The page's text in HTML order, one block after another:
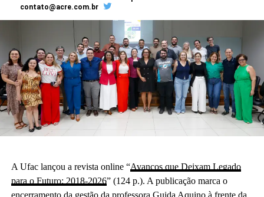
contato@acre.com.br
A Ufac lançou a revista online “Avanços que Deixam Legado
para o Futuro: 2018-2026” (124 p.). A publicação marca o